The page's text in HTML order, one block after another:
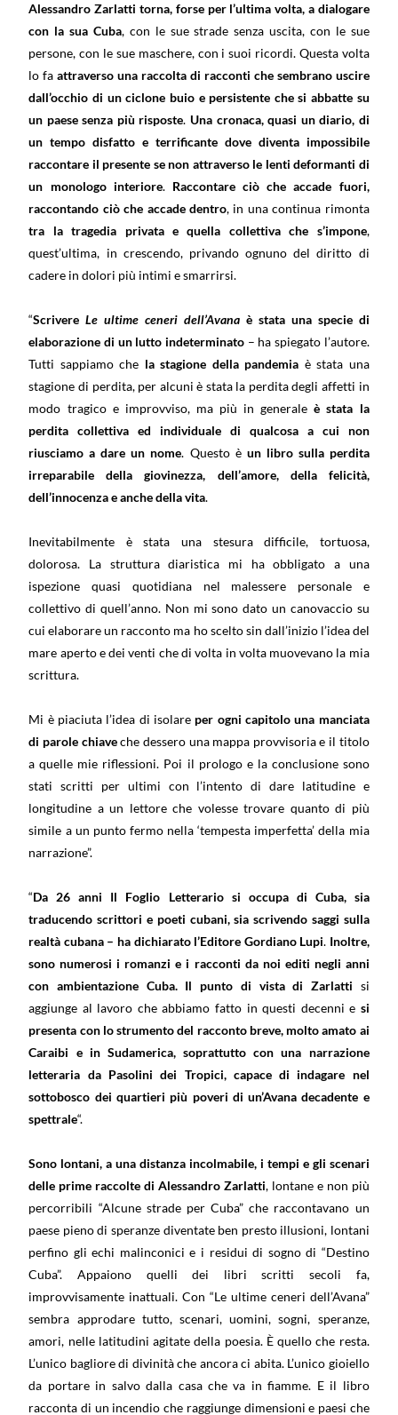
Alessandro Zarlatti torna, forse per l’ultima volta, a dialogare
con la sua Cuba, con le sue strade senza uscita, con le sue
persone, con le sue maschere, con i suoi ricordi. Questa volta
lo faattraverso una raccolta di racconti che sembrano uscire
dall’occhio di un ciclone buio e persistente che si abbatte su
un paese senza più risposte.Una cronaca, quasi un diario, di
un tempo disfatto e terrificante dove diventa impossibile
raccontare il presente se non attraverso le lenti deformanti di
un monologo interiore. Raccontare ciò che accade fuori,
raccontando ciò che accade dentro, in una continua rimonta
tra la tragedia privata e quella collettiva che s’impone,
quest’ultima, in crescendo, privando ognuno del diritto di
cadere in dolori più intimi e smarrirsi.
“ScrivereLe ultime ceneri dell’Avana è stata una specie di
elaborazione di un lutto indeterminato – ha spiegato l’autore.
Tutti sappiamo che la stagione della pandemia è stata una
stagione di perdita, per alcuni è stata la perdita degli affetti in
modo tragico e improvviso, ma più in generaleè stata la
perdita collettiva ed individuale di qualcosa a cui non
riusciamo a dare un nome. Questo è un libro sulla perdita
irreparabile della giovinezza, dell’amore, della felicità,
dell’innocenza e anche della vita.
Inevitabilmente è stata una stesura difficile, tortuosa,
dolorosa. La struttura diaristica mi ha obbligato a una
ispezione quasi quotidiana nel malessere personale e
collettivo di quell’anno. Non mi sono dato un canovaccio su
cui elaborare un racconto ma ho scelto sin dall’inizio l’idea del
mare aperto e dei venti che di volta in volta muovevano la mia
scrittura.
Mi è piaciuta l’idea di isolare per ogni capitolo una manciata
di parole chiaveche dessero una mappa provvisoria e il titolo
a quelle mie riflessioni. Poi il prologo e la conclusione sono
stati scritti per ultimi con l’intento di dare latitudine e
longitudine a un lettore che volesse trovare quanto di più
simile a un punto fermo nella ‘tempesta imperfetta’ della mia
narrazione”.
“Da 26 anni Il Foglio Letterario si occupa di Cuba, sia
traducendo scrittori e poeti cubani, sia scrivendo saggi sulla
realtà cubana – ha dichiarato l’Editore Gordiano Lupi. Inoltre,
sono numerosi i romanzi e i racconti da noi editi negli anni
con ambientazione Cuba. Il punto di vista di Zarlatti si
aggiunge al lavoro che abbiamo fatto in questi decenni e si
presenta con lo strumento del racconto breve, molto amato ai
Caraibi e in Sudamerica, soprattutto con una narrazione
letteraria da Pasolini dei Tropici, capace di indagare nel
sottobosco dei quartieri più poveri di un’Avana decadente e
spettrale“.
Sono lontani, a una distanza incolmabile, i tempi e gli scenari
delle prime raccolte di Alessandro Zarlatti, lontane e non più
percorribili “Alcune strade per Cuba” che raccontavano un
paese pieno di speranze diventate ben presto illusioni, lontani
perfino gli echi malinconici e i residui di sogno di “Destino
Cuba”. Appaiono quelli dei libri scritti secoli fa,
improvvisamente inattuali. Con “Le ultime ceneri dell’Avana”
sembra approdare tutto, scenari, uomini, sogni, speranze,
amori, nelle latitudini agitate della poesia. È quello che resta.
L’unico bagliore di divinità che ancora ci abita. L’unico gioiello
da portare in salvo dalla casa che va in fiamme. E il libro
racconta di un incendio che raggiunge dimensioni e paesi che